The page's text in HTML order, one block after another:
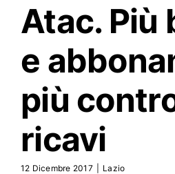
Atac. Più
e
più
ricavi
12 Dicembre 2017 Lazio